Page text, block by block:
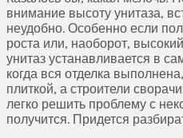
внимание высоту унитаза,
неудобно. Особенно если
роста или, наоборот,
унитаз устанавливается в
когда вся отделка
плиткой, а строители
легко решить проблему с
получится. Придется